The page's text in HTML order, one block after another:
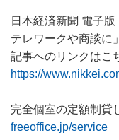
日本経済新聞 電子
テレワークや商談に」
記事へのリンクはこ
https://
完全個室の定額制貸
freeoffice.jp/service